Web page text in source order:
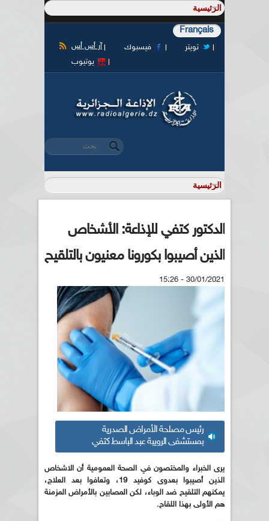
Français
آر أس أس فيسبوك
تويتر
يوتيوب
استمارة البحث
‏بحث ‏
الدكتور كتفي للإذاعة: الأشخاص
الذين أصيبوا بكورونا معنيون بالتلقيح
30/01/2021 - 15:26
رئيس مصلحة الأمراض الصدرية
بمستشفى الرويبة عبد الباسط كتفي
يرى الخبراء والمختصون في الصحة العمومية أن الاشخاص
الذين أصيبوا بعدوى كوفيد 19، وتعافوا بعد العلاج،
يمكنهم التلقيح ضد الوباء، لكن المصابين بالأمراض المزمنة
هم الأولى بهذا اللقاح.